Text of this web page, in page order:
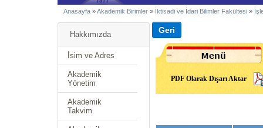
Anasayfa »Akademik Birimler » İktisadi ve İdari Bilimler Fakültesi »
Hakkımızda
İsim ve Adres
Akademik
Yönetim
Akademik
Takvim
PDF Olarak Dışarı Aktar